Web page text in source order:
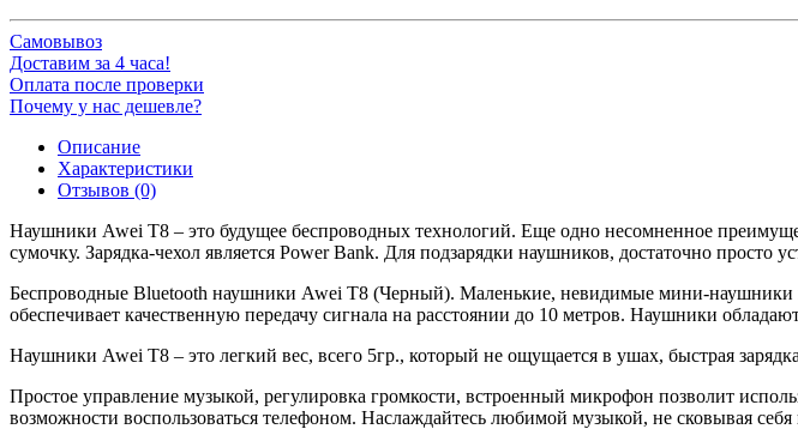
Самовывоз
Доставим за 4 часа!
Оплата после проверки
Почему у нас дешевле?
Описание
Характеристики
Отзывов (0)
Наушники Awei T8 – это будущее беспроводных технологий. Еще одно несомненное
сумочку. Зарядка-чехол является Power Bank. Для подзарядки наушников, достаточно просто
Беспроводные Bluetooth наушники Awei T8 (Черный). Маленькие, невидимые мини-наушники
обеспечивает качественную передачу сигнала на расстоянии до 10 метров. Наушники
Наушники Awei T8 – это легкий вес, всего 5гр., который не ощущается в ушах, быстрая
Простое управление музыкой, регулировка громкости, встроенный микрофон позволит
возможности воспользоваться телефоном. Наслаждайтесь любимой музыкой, не сковывая